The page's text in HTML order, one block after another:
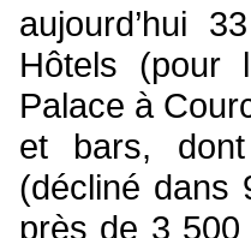
aujourd’hui
Hôtels (pour
Palace à
et bars,
(décliné dans
près de 3